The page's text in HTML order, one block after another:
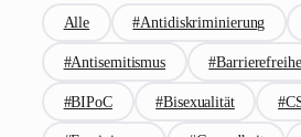
Alle #Antidiskriminierung
#Antisemitismus
#BIPoC #Bisexualität